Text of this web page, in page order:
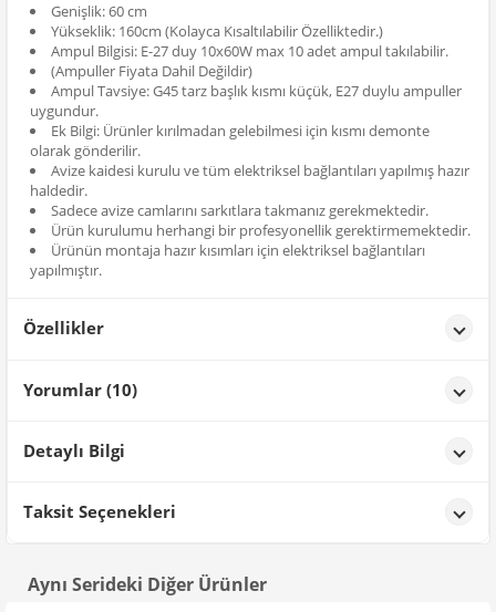
Genişlik: 60 cm
Yükseklik: 160cm (Kolayca Kısaltılabilir Özelliktedir.)
Ampul Bilgisi: E-27 duy 10x60W max 10 adet ampul takılabilir.
(Ampuller Fiyata Dahil Değildir)
Ampul Tavsiye: G45 tarz başlık kısmı küçük, E27 duylu ampuller
uygundur.
Ek Bilgi: Ürünler kırılmadan gelebilmesi için kısmı demonte
olarak gönderilir.
Avize kaidesi kurulu ve tüm elektriksel bağlantıları yapılmış hazır
haldedir.
Sadece avize camlarını sarkıtlara takmanız gerekmektedir.
Ürün kurulumu herhangi bir profesyonellik gerektirmemektedir.
Ürünün montaja hazır kısımları için elektriksel bağlantıları
yapılmıştır.
Özellikler
Yorumlar (10)
2017 de evimin tüm avizelerini sipariş vermiştim. Seneler geçti
Detaylı Bilgi
Ürün Detayları;
Taksit Seçenekleri
Aynı Serideki Diğer Ürünler